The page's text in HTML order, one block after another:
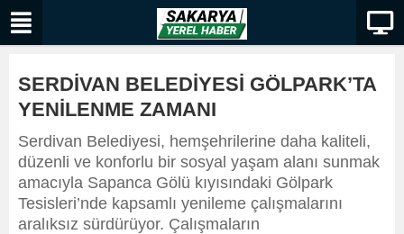
SERDİVAN BELEDİYESİ GÖLPARK’TA
YENİLENME ZAMANI
Serdivan Belediyesi, hemşehrilerine daha kaliteli,
düzenli ve konforlu bir sosyal yaşam alanı sunmak
amacıyla Sapanca Gölü kıyısındaki Gölpark
Tesisleri’nde kapsamlı yenileme çalışmalarını
aralıksız sürdürüyor. Çalışmaların